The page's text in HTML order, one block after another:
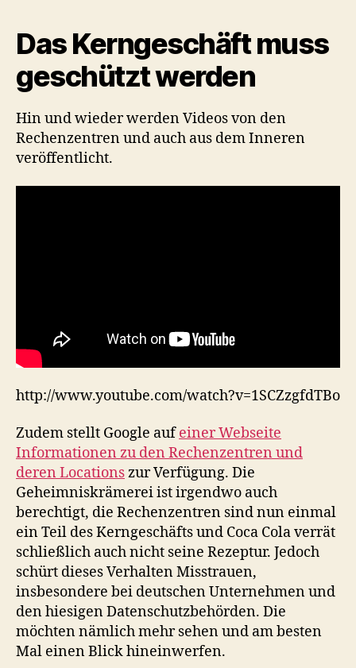
Das Kerngeschäft muss
geschützt werden
Hin und wieder werden Videos von den
Rechenzentren und auch aus dem Inneren
veröffentlicht.
http://www.youtube.com/watch?v=1SCZzgfdTBo
Zudem stellt Google aufeiner Webseite
Informationen zu den Rechenzentren und
deren Locationszur Verfügung. Die
Geheimniskrämerei ist irgendwo auch
berechtigt, die Rechenzentren sind nun einmal
ein Teil des Kerngeschäfts und Coca Cola verrät
schließlich auch nicht seine Rezeptur. Jedoch
schürt dieses Verhalten Misstrauen,
insbesondere bei deutschen Unternehmen und
den hiesigen Datenschutzbehörden. Die
möchten nämlich mehr sehen und am besten
Mal einen Blick hineinwerfen.